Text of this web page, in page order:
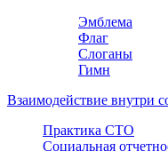
Эмблема
Флаг
Слоганы
Гимн
Взаимодействие внутри
Практика СТО
Социальная